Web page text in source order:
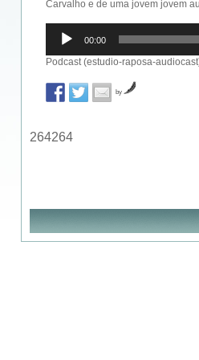
Carvalho e de uma jovem jovem
Reprodutor
áudio
00:00
Podcast (estudio-raposa-
by
264264